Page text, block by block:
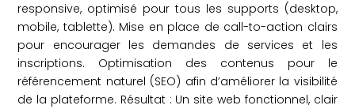
responsive, optimisé pour tous les supports (desktop,
mobile, tablette). Mise en place de call-to-action clairs
pour encourager les demandes de services et les
inscriptions. Optimisation des contenus pour le
référencement naturel (SEO) afin d’améliorer la visibilité
de la plateforme. Résultat : Un site web fonctionnel, clair